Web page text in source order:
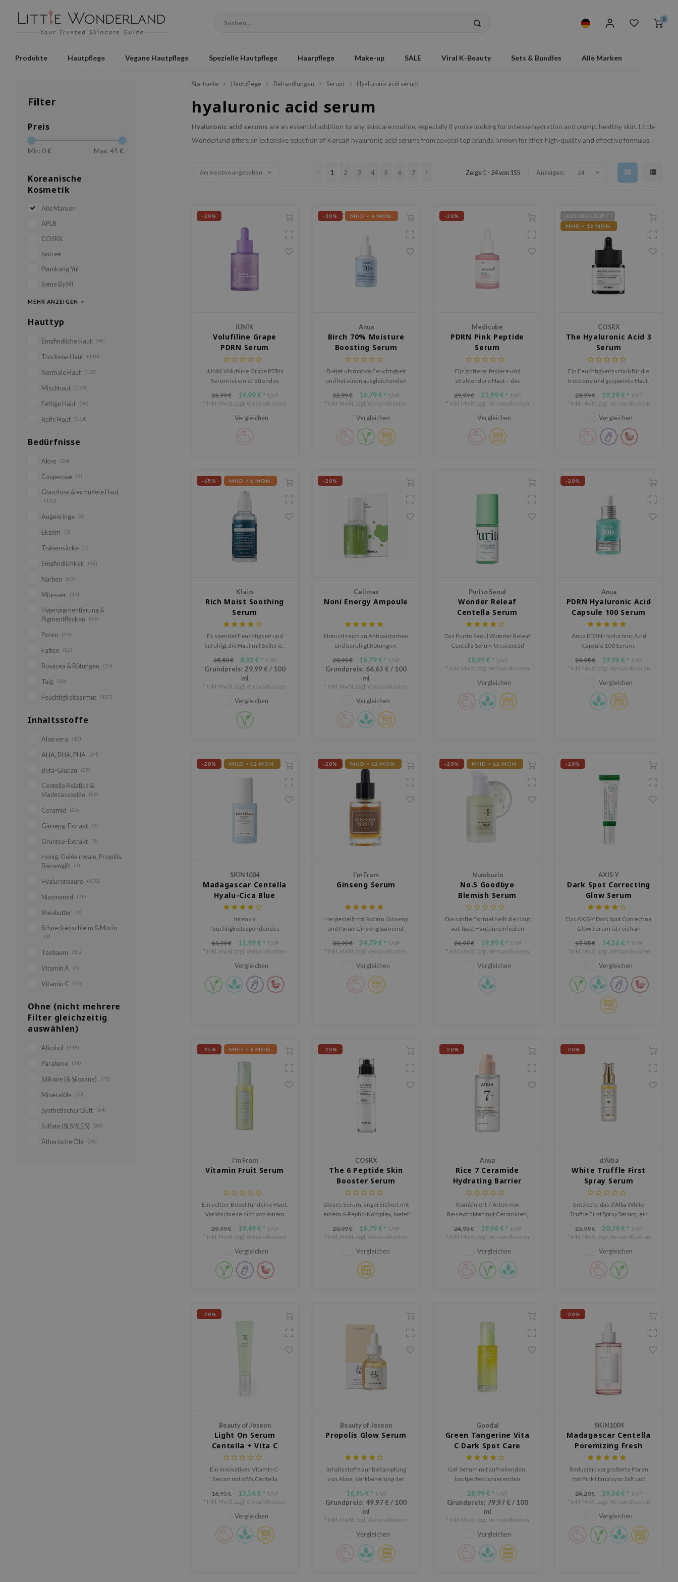
0
Produkte Hautpflege Vegane Hautpflege Spezielle Hautpflege Haarpflege Make-up SALE Viral K-Beauty Sets & Bundles Alle Marken
Filter
Preis
Min: 0€ Max: 45 €
Koreanische
Kosmetik
Alle Marken
APLB
COSRX
Isntree
Pyunkang Yul
Some By Mi
MEHR ANZEIGEN
Hauttyp
Empfindliche Haut (96)
Trockene Haut (118)
Normale Haut (135)
Mischhaut (129)
Fettige Haut (96)
Reife Haut (114)
Bedürfnisse
Akne (24)
Couperose (2)
Glanzlose & ermüdete Haut
(115)
Augenringe (8)
Ekzem (3)
Tränensäcke (1)
Empfindlichkeit (42)
Narben (63)
Mitesser (17)
Hyperpigmentierung &
Pigmentflecken
(63)
Poren (44)
Falten (82)
Rosacea & Rötungen (15)
Talg (20)
Feuchtigkeitsarmut (107)
Inhaltsstoffe
Aloe vera (10)
AHA, BHA, PHA (24)
Beta-Glucan (27)
Centella Asiatica &
Madecassoside
(62)
Ceramid (24)
Ginseng-Extrakt (3)
Grüntee-Extrakt (9)
Honig, Gelée royale, Propolis,
Bienengift
(7)
Hyaluronsäure (138)
Niacinamid (78)
Sheabutter (2)
Schneckenschleim & Mucin
(3)
Teebaum (10)
Vitamin A (3)
Vitamin C (34)
Ohne (nicht mehrere
Filter gleichzeitig
auswählen)
Alkohol (118)
Parabene (91)
Silikone (& Siloxane) (73)
Mineralöle (73)
Synthetischer Duft (64)
Sulfate (SLS/SLES) (80)
Ätherische Öle (56)
Startseite Hautpflege Behandlungen Serum Hyaluronic acid serum
hyaluronic acid serum
Hyaluronic acid serums are an essential addition to any skincare routine, especially if you're looking for intense hydration and plump, healthy skin. Little
Wonderland offers an extensive selection of Korean hyaluronic acid serums from several top brands, known for their high-quality and effective formulas.
Am meisten angesehen 1 2 3 4 5 6 7 Zeige 1 - 24 von 155 Anzeigen: 24
-20%
iUNIK
Volufiline Grape
PDRN Serum
iUNIK Volufiline Grape PDRN
Serum ist ein straffendes
glatter und geschmeidiger
24,99 € 19,99 € * UVP
* Inkl. MwSt. zzgl. Versandkosten
Vergleichen
-30% MHD < 6 MON.
Anua
Birch 70% Moisture
Boosting Serum
Bietet ultimative Feuchtigkeit
und hat einen ausgleichenden
schützt die
Haut, verhindert
Feuchtigkeitsverlust und
bewahrt einen idealen pH-Wert.
23,99 € 16,79 € * UVP
* Inkl. MwSt. zzgl. Versandkosten
Vergleichen
-20%
Medicube
PDRN Pink Peptide
Serum
Für glattere, festere und
strahlendere Haut – das
Serum ist eine aufhellende
Hautelastizität und des
Hauttons.
29,99 € 23,99 € * UVP
* Inkl. MwSt. zzgl. Versandkosten
Vergleichen
AUSVERKAUFT
MHD < 12 MON.
COSRX
The Hyaluronic Acid 3
Serum
Ein Feuchtigkeitsschub für die
trockene und gespannte Haut.
Feuchtigkeitsniveau und
Feuchtigkeitsbarriere deiner
Haut vor dem Austrocknen.
23,99 € 19,19 € * UVP
* Inkl. MwSt. zzgl. Versandkosten
Vergleichen
-65% MHD < 6 MON.
Klairs
Rich Moist Soothing
Serum
Es spendet Feuchtigkeit und
beruhigt die Haut mit Sellerie-,
25,50 € 8,93 € * UVP
Grundpreis: 29,99 €/ 100
ml
* Inkl. MwSt. zzgl. Versandkosten
Vergleichen
-20%
Celimax
Noni Energy Ampoule
Noni ist reich an Antioxidantien
und beruhigt Rötungen,
äußeren Stressfaktoren
schützt.
20,99 € 16,79 € * UVP
Grundpreis: 66,63 €/ 100
ml
* Inkl. MwSt. zzgl. Versandkosten
Vergleichen
Purito Seoul
Wonder Releaf
Centella Serum
Unscented
Das Purito Seoul Wonder Releaf
Centella Serum Unscented
Entzündungen und stimuliert
für empfindliche und trockene
Haut.
18,99 € * UVP
* Inkl. MwSt. zzgl. Versandkosten
Vergleichen
-20%
Anua
PDRN Hyaluronic Acid
Capsule 100 Serum
Anua PDRN Hyaluronic Acid
Capsule 100 Serum,
Hyaluronsäure und Kollagen,
verbessert die Hautstruktur
und reduziert Falten. Ideal für
alle Hauttypen, ohne Duftstoffe.
24,95 € 19,96 € * UVP
* Inkl. MwSt. zzgl. Versandkosten
Vergleichen
-20% MHD < 12 MON.
SKIN1004
Madagascar Centella
Hyalu-Cica Blue
Serum
Intensiv
feuchtigkeitsspendendes
Varianten von Hyaluronsäure.
14,99 € 11,99 € * UVP
* Inkl. MwSt. zzgl. Versandkosten
Vergleichen
-20% MHD < 12 MON.
I'm From
Ginseng Serum
Hergestellt mit Rotem Ginseng
und Panax Ginseng Samenöl,
Feuchtigkeit zu versorgen.
30,99 € 24,79 € * UVP
* Inkl. MwSt. zzgl. Versandkosten
Vergleichen
-20% MHD < 12 MON.
Numbuzin
No.5 Goodbye
Blemish Serum
Die sanfte Formel hellt die Haut
auf, lässt Hautunreinheiten
Irritationen - für einen
Teint.
24,99 € 19,99 € * UVP
* Inkl. MwSt. zzgl. Versandkosten
Vergleichen
-20%
AXIS-Y
Dark Spot Correcting
Glow Serum
Das AXIS-Y Dark Spot Correcting
Glow Serum ist reich an
Inhaltsstoffen und hilft, das
17,95 € 14,36 € * UVP
* Inkl. MwSt. zzgl. Versandkosten
Vergleichen
-35% MHD < 6 MON.
I'm From
Vitamin Fruit Serum
Ein echter Boost für deine Haut.
Verabschiede dich von einem
29,99 € 19,49 € * UVP
* Inkl. MwSt. zzgl. Versandkosten
Vergleichen
-20%
COSRX
The 6 Peptide Skin
Booster Serum
Dieses Serum, angereichert mit
einem 6-Peptid-Komplex, bietet
wie Straffung, Aufhellung und
20,99 € 16,79 € * UVP
* Inkl. MwSt. zzgl. Versandkosten
Vergleichen
-20%
Anua
Rice 7 Ceramide
Hydrating Barrier
Serum
Kombiniert 7 Arten von
Reisextrakten mit Ceramiden,
hydratisieren, aufzuhellen und
stärken, für einen gesünderen
Teint.
24,95 € 19,96 € * UVP
* Inkl. MwSt. zzgl. Versandkosten
Vergleichen
-20%
d'Alba
White Truffle First
Spray Serum
Entdecke das d’Alba White
Truffle First Spray Serum, ein
Haut sofort mit Feuchtigkeit
revitalisiert – für einen
strahlenden Glow.
25,99 € 20,79 € * UVP
* Inkl. MwSt. zzgl. Versandkosten
Vergleichen
-20%
Beauty of Joseon
Light On Serum
Centella + Vita C
Ein innovatives Vitamin C-
Serum mit 68% Centella
und beruhigende Wirkung.
16,95 € 13,56 € * UVP
* Inkl. MwSt. zzgl. Versandkosten
Vergleichen
Beauty of Joseon
Propolis Glow Serum
Inhaltsstoffe zur Bekämpfung
von Akne, Verkleinerung der
16,95 € * UVP
Grundpreis: 49,97 €/ 100
ml
* Inkl. MwSt. zzgl. Versandkosten
Vergleichen
Goodal
Green Tangerine Vita
C Dark Spot Care
Serum
Gel-Serum mit aufhellenden,
hautperfektionierenden
28,99 € * UVP
Grundpreis: 79,97 €/ 100
ml
* Inkl. MwSt. zzgl. Versandkosten
Vergleichen
-20%
SKIN1004
Madagascar Centella
Poremizing Fresh
Ampoule
Reduziert vergrößerte Poren
mit Pink Himalayan Salt und
24,20 € 19,36 € * UVP
* Inkl. MwSt. zzgl. Versandkosten
Vergleichen